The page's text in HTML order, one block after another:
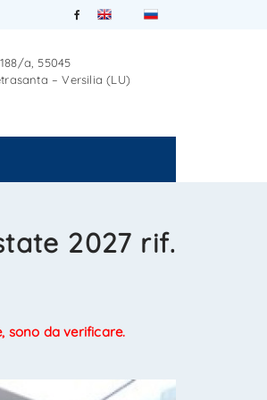
a, 55045
– Versilia (LU)
2027 rif.
sono da verificare.
3/21
4/21
5/21
6/21
7/21
8/21
9/21
10/21
11/21
12/21
13/21
14/21
15/21
16/21
17/21
18/21
19/21
20/21
21/21